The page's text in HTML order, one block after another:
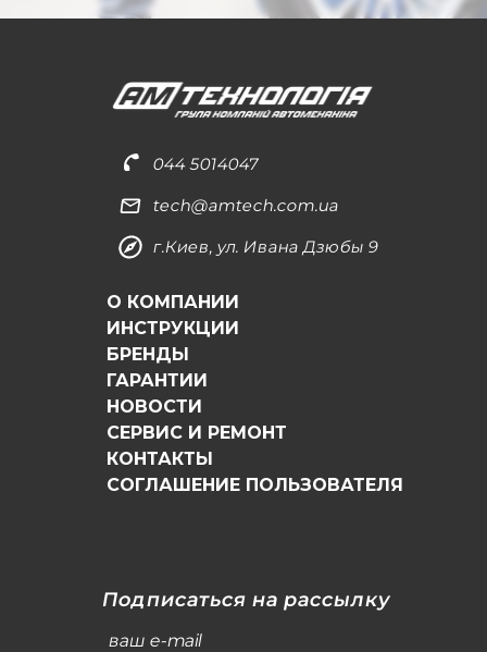
044 5014047
tech@amtech.com.ua
г.Киев, ул. Ивана Дзюбы 9
О КОМПАНИИ
ИНСТРУКЦИИ
БРЕНДЫ
ГАРАНТИИ
НОВОСТИ
СЕРВИС И РЕМОНТ
КОНТАКТЫ
СОГЛАШЕНИЕ ПОЛЬЗОВАТЕЛЯ
Подписаться на рассылку
ваш e-mail